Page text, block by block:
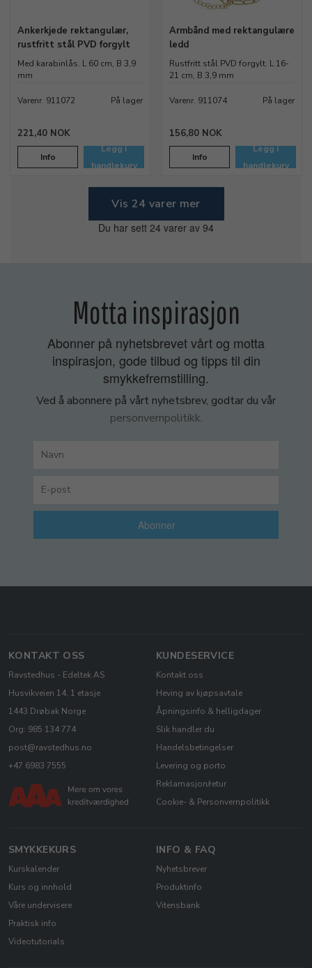
Ankerkjede rektangulær,
rustfritt stål PVD forgylt
Med karabinlås. L 60 cm, B 3,9
mm
Varenr. 911072 På lager
221,40 NOK
Info
Legg i
handlekurv
Armbånd med rektangulære
ledd
Rustfritt stål PVD forgylt. L 16-
21 cm, B 3,9 mm
Varenr. 911074 På lager
156,80 NOK
Info
Legg i
handlekurv
Vis 24 varer mer
Du har sett 24 varer av 94
Motta inspirasjon
Abonner på nyhetsbrevet vårt og motta
inspirasjon, gode tilbud og tipps til din
smykkefremstilling.
Ved å abonnere på vårt nyhetsbrev, godtar du vår
personvernpolitikk.
Abonner
KONTAKT OSS
Ravstedhus - Edeltek AS
Husvikveien 14, 1 etasje
1443 Drøbak Norge
Org: 985 134 774
post@ravstedhus.no
+47 6983 7555
KUNDESERVICE
Kontakt oss
Heving av kjøpsavtale
Åpningsinfo & helligdager
Slik handler du
Handelsbetingelser
Levering og porto
Reklamasjon/retur
Cookie- & Personvernpolitikk
SMYKKEKURS
Kurskalender
Kurs og innhold
Våre undervisere
Praktisk info
Videotutorials
INFO & FAQ
Nyhetsbrever
Produktinfo
Vitensbank